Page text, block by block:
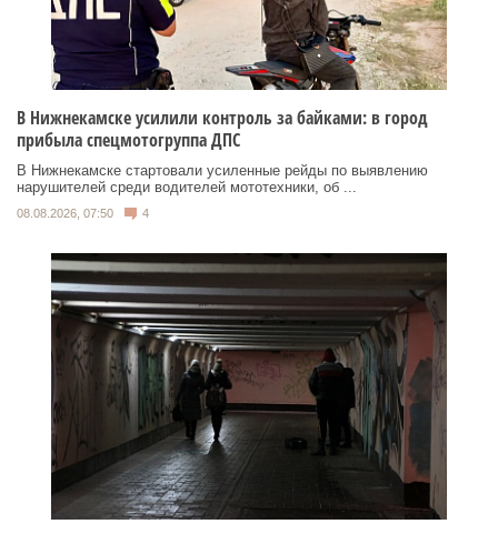
В Нижнекамске усилили контроль за байками: в город
прибыла спецмотогруппа ДПС
В Нижнекамске стартовали усиленные рейды по выявлению
нарушителей среди водителей мототехники, об ...
08.08.2026, 07:50 4